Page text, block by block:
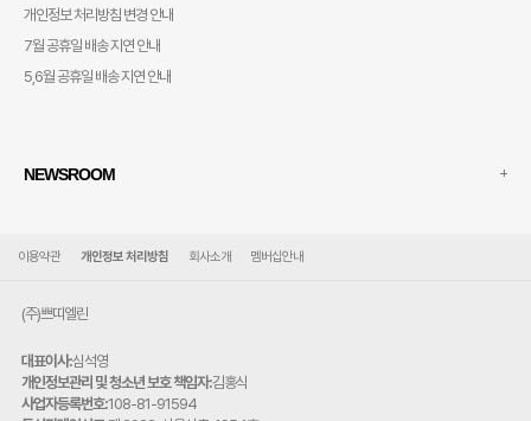
개인정보 처리방침 변경 안내
7월 공휴일 배송 지연 안내
5,6월 공휴일 배송 지연 안내
NEWSROOM +
이용약관 개인정보 처리방침 회사소개 멤버십안내
(주)쁘띠엘린
대표이사:심석영
개인정보관리 및 청소년 보호 책임자:김홍식
사업자등록번호:108-81-91594